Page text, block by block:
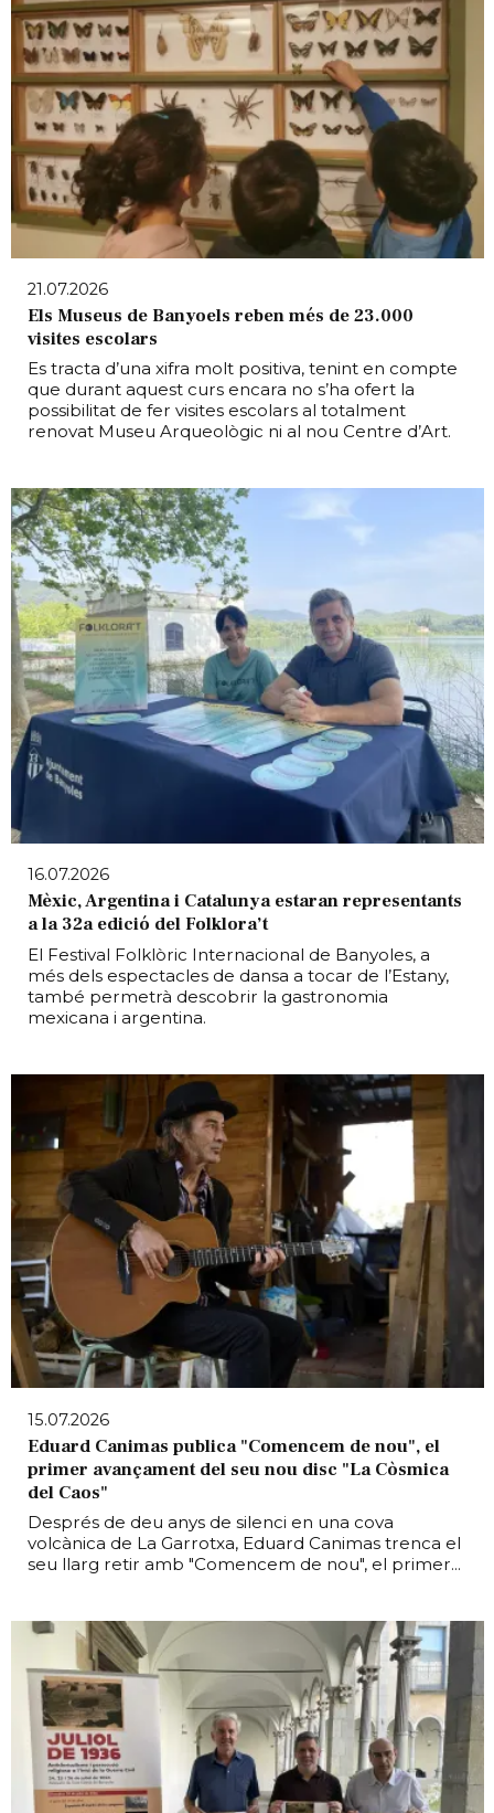
21.07.2026
Els Museus de Banyoels reben més de 23.000
visites escolars
Es tracta d’una xifra molt positiva, tenint en compte
que durant aquest curs encara no s’ha ofert la
possibilitat de fer visites escolars al totalment
renovat Museu Arqueològic ni al nou Centre d’Art.
16.07.2026
Mèxic, Argentina i Catalunya estaran representants
a la 32a edició del Folklora’t
El Festival Folklòric Internacional de Banyoles, a
més dels espectacles de dansa a tocar de l’Estany,
també permetrà descobrir la gastronomia
mexicana i argentina.
15.07.2026
Eduard Canimas publica "Comencem de nou", el
primer avançament del seu nou disc "La Còsmica
del Caos"
Després de deu anys de silenci en una cova
volcànica de La Garrotxa, Eduard Canimas trenca el
seu llarg retir amb "Comencem de nou", el primer...